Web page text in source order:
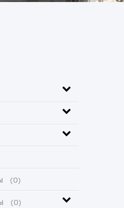
(0)
(0)